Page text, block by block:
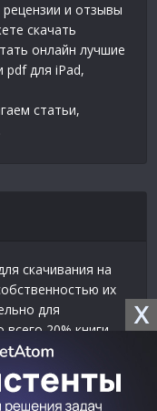
X
и отзывы
скачать
онлайн лучшие
pdf для iPad,
статьи,
скачивания на
их
для
20% книги
разрешение
.
права и